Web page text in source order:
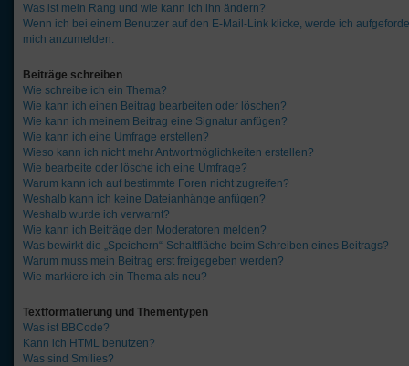
Was ist mein Rang und wie kann ich ihn ändern?
Wenn ich bei einem Benutzer auf den E-Mail-Link klicke, werde ich
mich anzumelden.
Beiträge schreiben
Wie schreibe ich ein Thema?
Wie kann ich einen Beitrag bearbeiten oder löschen?
Wie kann ich meinem Beitrag eine Signatur anfügen?
Wie kann ich eine Umfrage erstellen?
Wieso kann ich nicht mehr Antwortmöglichkeiten erstellen?
Wie bearbeite oder lösche ich eine Umfrage?
Warum kann ich auf bestimmte Foren nicht zugreifen?
Weshalb kann ich keine Dateianhänge anfügen?
Weshalb wurde ich verwarnt?
Wie kann ich Beiträge den Moderatoren melden?
Was bewirkt die „Speichern“-Schaltfläche beim Schreiben eines Beitrags?
Warum muss mein Beitrag erst freigegeben werden?
Wie markiere ich ein Thema als neu?
Textformatierung und Thementypen
Was ist BBCode?
Kann ich HTML benutzen?
Was sind Smilies?